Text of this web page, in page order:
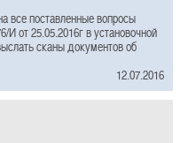
все поставленные вопросы
от 25.05.2016г в установочной
сканы документов об
12.07.2016